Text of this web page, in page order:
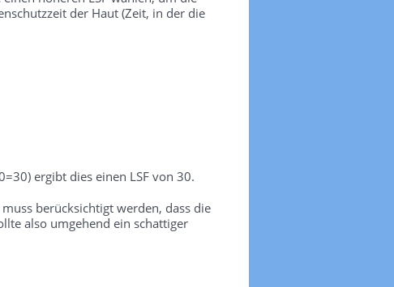
der Haut (Zeit, in der die
ergibt dies einen LSF von 30.
berücksichtigt werden, dass die
also umgehend ein schattiger